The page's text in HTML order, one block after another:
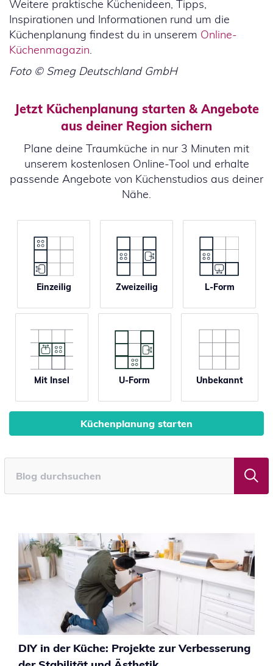
Weitere praktische Küchenideen, Tipps,
Inspirationen und Informationen rund um die
Küchenplanung findest du in unserem Online-
Küchenmagazin.
Foto © Smeg Deutschland GmbH
Jetzt Küchenplanung starten & Angebote
aus deiner Region sichern
Plane deine Traumküche in nur 3 Minuten mit
unserem kostenlosen Online-Tool und erhalte
passende Angebote von Küchenstudios aus deiner
Nähe.
Einzeilig Zweizeilig L-Form
Mit Insel U-Form Unbekannt
Küchenplanung starten
DIY in der Küche: Projekte zur Verbesserung